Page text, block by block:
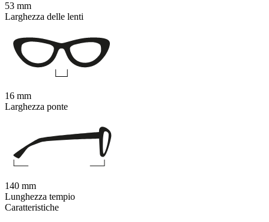
Caratteristiche
53 mm
Larghezza delle lenti
16 mm
Larghezza ponte
140 mm
Lunghezza tempio